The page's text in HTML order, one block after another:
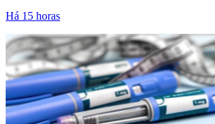
Há 15 horas